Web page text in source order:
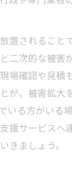
置されること
二次的な被害
場確認や見積
が、被害拡大
いる方がいる
援サービスへ
きましょう。